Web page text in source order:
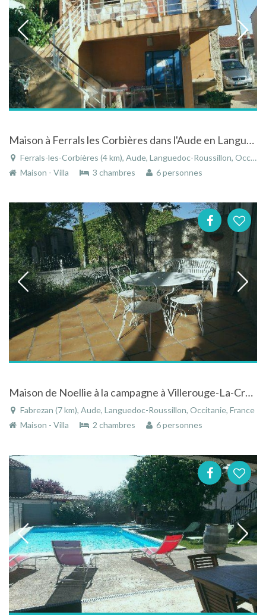
Maison à Ferrals les Corbières dans l'Aude en Languedoc-Roussillon entouré de vignes
Ferrals-les-Corbières (4 km), Aude, Languedoc-Roussillon, Occitanie, France
Maison - Villa
3 chambres 6 personnes
Maison de Noellie à la campagne à Villerouge-La-Crèmade dans l'Aude dans le Languedoc-Roussillon
Fabrezan (7 km), Aude, Languedoc-Roussillon, Occitanie, France
Maison - Villa
2 chambres 6 personnes